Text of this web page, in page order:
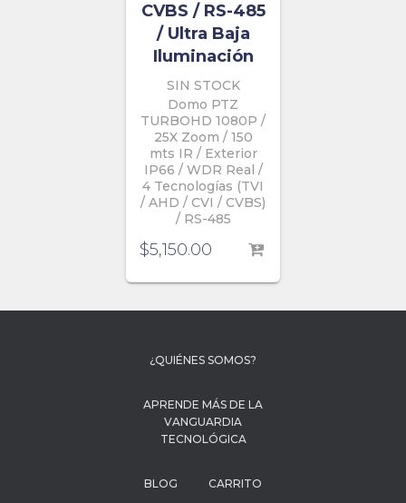
CVBS / RS-485
/ Ultra Baja
Iluminación
SIN STOCK
Domo PTZ
TURBOHD 1080P /
25X Zoom / 150
mts IR / Exterior
IP66 / WDR Real /
4 Tecnologías (TVI
/ AHD / CVI / CVBS)
/ RS-485
$5,150.00
¿QUIÉNES SOMOS?
APRENDE MÁS DE LA
VANGUARDIA
TECNOLÓGICA
BLOG CARRITO